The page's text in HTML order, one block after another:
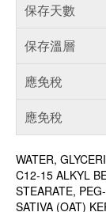
保存天數
保存溫層
應免稅
應免稅
WATER,
C12-15 ALKYL
STEARATE,
SATIVA (OAT)